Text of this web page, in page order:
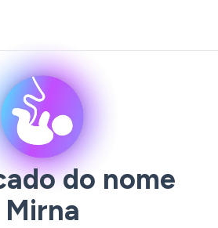
do nome
Mirna